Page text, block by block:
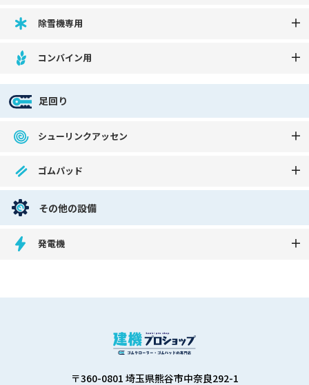
除雪機専用
コンバイン用
足回り
シューリンクアッセン
ゴムパッド
その他の設備
発電機
〒360-0801 埼玉県熊谷市中奈良292-1